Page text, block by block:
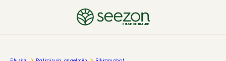
PULSE OF NATURE